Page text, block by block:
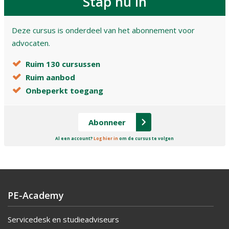
Deze cursus is onderdeel van het abonnement voor
advocaten.
Ruim 130 cursussen
Ruim aanbod
Onbeperkt toegang
Abonneer
Al een account?Log hier in om de cursus te volgen
PE-Academy
Servicedesk en studieadviseurs